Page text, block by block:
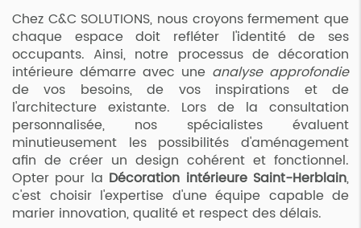
Chez C&C SOLUTIONS, nous croyons fermement que
chaque espace doit refléter l'identité de ses
occupants. Ainsi, notre processus de décoration
intérieure démarre avec une analyse approfondie
de vos besoins, de vos inspirations et de
l'architecture existante. Lors de la consultation
personnalisée, nos spécialistes évaluent
minutieusement les possibilités d'aménagement
afin de créer un design cohérent et fonctionnel.
Opter pour la Décoration intérieure Saint-Herblain,
c'est choisir l'expertise d'une équipe capable de
marier innovation, qualité et respect des délais.